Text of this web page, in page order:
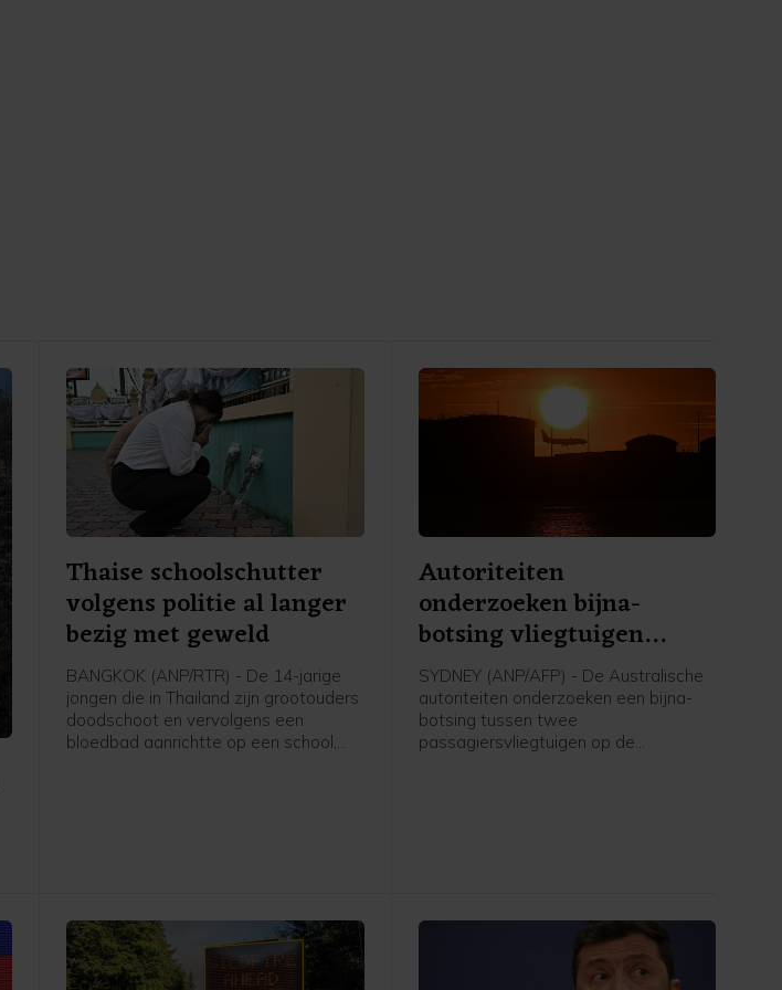
Thaise schoolschutter
volgens politie al langer
bezig met geweld
BANGKOK (ANP/RTR) - De 14-jarige
jongen die in Thailand zijn grootouders
doodschoot en vervolgens een
bloedbad aanrichtte op een school,
Autoriteiten
onderzoeken bijna-
botsing vliegtuigen
Sydney Airport
SYDNEY (ANP/AFP) - De Australische
autoriteiten onderzoeken een bijna-
botsing tussen twee
passagiersvliegtuigen op de